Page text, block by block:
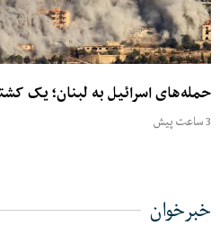
حمله‌های اسرائیل به لبنان؛ یک کشته و ۱۲
3 ساعت پیش
خبرخوان